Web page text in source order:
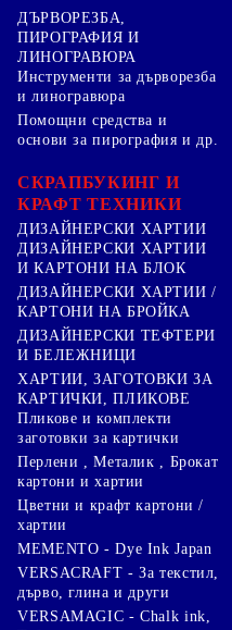
ДЪРВОРЕЗБА,
ПИРОГРАФИЯ И
ЛИНОГРАВЮРА
Инструменти за дърворезба
и линогравюра
Помощни средства и
основи за пирография и др.
СКРАПБУКИНГ И
КРАФТ ТЕХНИКИ
ДИЗАЙНЕРСКИ ХАРТИИ
ДИЗАЙНЕРСКИ ХАРТИИ
И КАРТОНИ НА БЛОК
ДИЗАЙНЕРСКИ ХАРТИИ /
КАРТОНИ НА БРОЙКА
ДИЗАЙНЕРСКИ ТЕФТЕРИ
И БЕЛЕЖНИЦИ
ХАРТИИ, ЗАГОТОВКИ ЗА
КАРТИЧКИ, ПЛИКОВЕ
Пликове и комплекти
заготовки за картички
Перлени , Металик , Брокат
картони и хартии
Цветни и крафт картони /
хартии
MEMENTO - Dye Ink Japan
VERSACRAFT - За текстил,
дърво, глина и други
VERSAMAGIC - Chalk ink,